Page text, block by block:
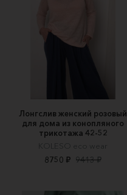
Лонгслив женский розовый
для дома из конопляного
трикотажа 42-52
KOLESO eco wear
8750 ₽ 9413 ₽